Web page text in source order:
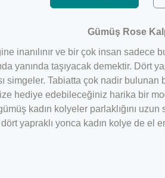
Gümüş Rose
inanılınır ve bir çok insan
yanında taşıyacak demektir.
simgeler. Tabiatta çok nadir
hediye edebileceğiniz harika bir
kadın kolyeler parlaklığını
yapraklı yonca kadın kolye de el